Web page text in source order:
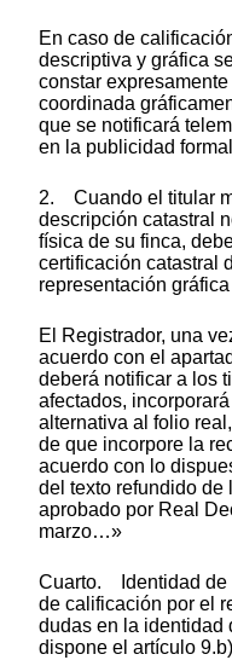
En caso de
descriptiva y gráfica
constar
coordinada
que se notificará
en la publicidad
2. Cuando el titular
descripción catastral
física de su finca,
certificación catastral
representación
El Registrador, una
acuerdo con el
deberá notificar a los
afectados,
alternativa al folio
de que incorpore la
acuerdo con lo
del texto refundido de
aprobado por Real
marzo…»
Cuarto. Identidad de
de calificación por el
dudas en la identidad
dispone el artículo